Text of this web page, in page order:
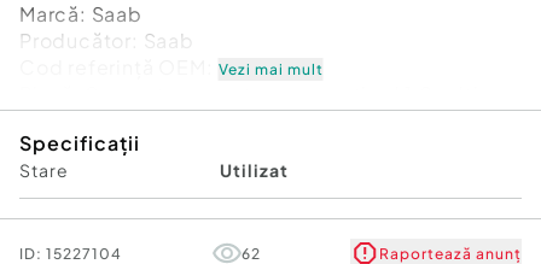
Marcă: Saab
Producător: Saab
Cod referinţă OEM: 45925141
Garanție
Vezi mai mult
Specificații
Stare Utilizat
ID: 15227104 62 Raportează anunț